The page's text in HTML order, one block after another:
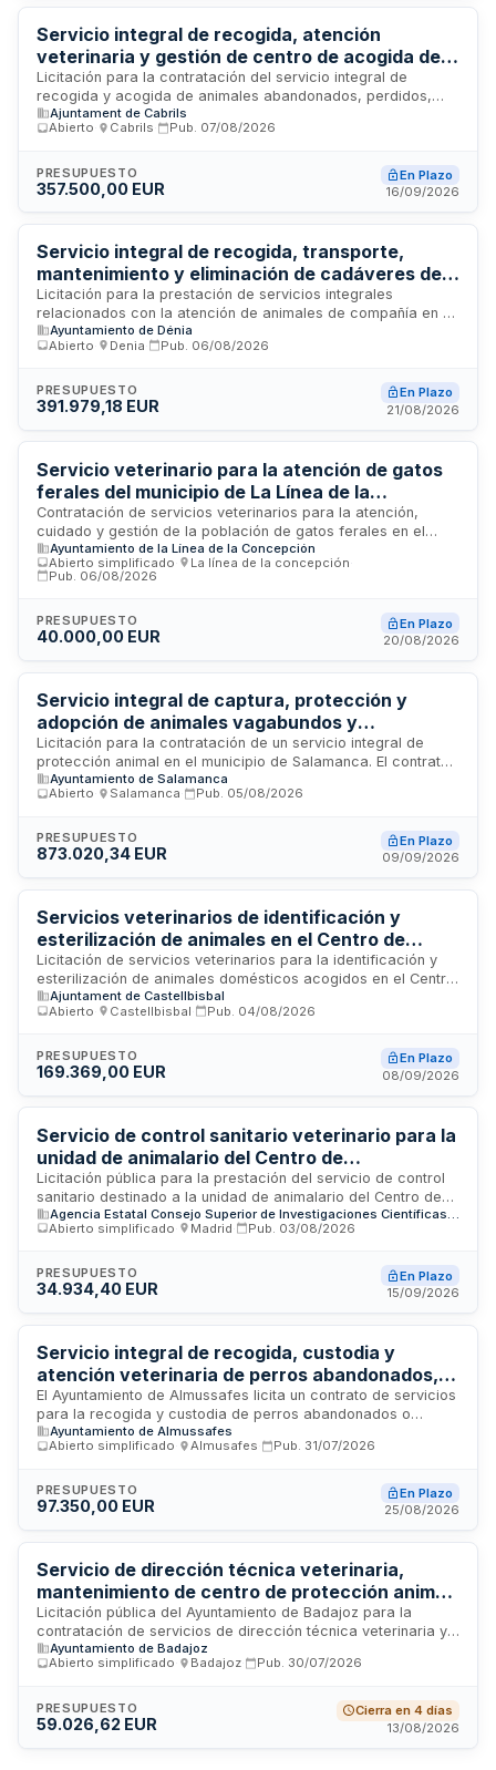
equilibrio ecológico y la seguridad en los espacios públicos
de esparcimiento.
Servicio integral de recogida, atención
veterinaria y gestión de centro de acogida de
animales abandonados y decomisados en
Cabrils y Cabrera de Mar
Licitación para la contratación del servicio integral de
recogida y acogida de animales abandonados, perdidos,
heridos o decomisados en los municipios de Cabrils y
Cabrera de Mar. El contrato incluye atenciones veterinarias,
tareas de auxilio a actuaciones judiciales y de los cuerpos
de seguridad municipal. El adjudicatario asume todas las
instalaciones. La duración es de dos años con posibilidad de
prórroga hasta cinco años.
Ajuntament de Cabrils
Abierto
Cabrils Pub. 07/08/2026
PRESUPUESTO
357.500,00 EUR
En Plazo
16/09/2026
Servicio integral de recogida, transporte,
mantenimiento y eliminación de cadáveres de
animales de compañía, con gestión de
adopciones en el Centro de Atención Animal de
Dénia
Licitación para la prestación de servicios integrales
relacionados con la atención de animales de compañía en el
Centro Integral de Atención Animal de Dénia. El contrato
comprende la recogida y transporte de cadáveres de
programas de adopción. La Administración licita estos
servicios para garantizar el correcto funcionamiento del
conforme a la Ley de Contratos del Sector Público.
Ayuntamiento de Dénia
Abierto
Denia Pub. 06/08/2026
PRESUPUESTO
391.979,18 EUR
En Plazo
21/08/2026
Servicio veterinario para la atención de gatos
ferales del municipio de La Línea de la
Concepción durante cuatro años
Contratación de servicios veterinarios para la atención,
cuidado y gestión de la población de gatos ferales en el
municipio de La Línea de la Concepción. El contrato tiene una
duración de cuatro años y comprende la prestación de
servicios clínicos y sanitarios especializados para estos
bienestar animal mediante la provisión de atención
veterinaria profesional continuada para la colonia felina
Ayuntamiento de la Línea de la Concepción
Abierto simplificado
La línea de la concepción
Pub. 06/08/2026
PRESUPUESTO
40.000,00 EUR
En Plazo
20/08/2026
Servicio integral de captura, protección y
adopción de animales vagabundos y
abandonados en Salamanca
Licitación para la contratación de un servicio integral de
protección animal en el municipio de Salamanca. El contrato
incluye la captura y recogida de animales vagabundos y
abandonados, la gestión y funcionamiento del centro
colonias de gatos comunitarios, así como la organización y
desarrollo del programa municipal de adopciones. El servicio
atención continua a la población animal del municipio,
garantizando el bienestar de los animales y facilitando su
reintegración mediante adopción responsable.
Ayuntamiento de Salamanca
Abierto
Salamanca Pub. 05/08/2026
PRESUPUESTO
873.020,34 EUR
En Plazo
09/09/2026
Servicios veterinarios de identificación y
esterilización de animales en el Centro de
Acogida de Animales Domésticos de
Castellbisbal
Licitación de servicios veterinarios para la identificación y
esterilización de animales domésticos acogidos en el Centro
de Acogida de Animales Domésticos (CAAD) de
Castellbisbal. El contrato incluye procedimientos de
centro como de colonias felinas, así como servicios de
identificación mediante microchip y cartilla. El objeto se
los licitadores pueden aplicar bajas, con un presupuesto
máximo de dos años de duración y posibilidad de prórrogas
anuales.
Ajuntament de Castellbisbal
Abierto
Castellbisbal Pub. 04/08/2026
PRESUPUESTO
169.369,00 EUR
En Plazo
08/09/2026
Servicio de control sanitario veterinario para la
unidad de animalario del Centro de
Investigaciones Biológicas Margarita Salas
Licitación pública para la prestación del servicio de control
sanitario destinado a la unidad de animalario del Centro de
Investigaciones Biológicas Margarita Salas, dependiente del
Consejo Superior de Investigaciones Científicas. El contrato
control sanitario en las instalaciones de cría y mantenimiento
de animales de laboratorio utilizados en investigación
Abierto simplificado
Madrid Pub. 03/08/2026
PRESUPUESTO
34.934,40 EUR
En Plazo
15/09/2026
Servicio integral de recogida, custodia y
atención veterinaria de perros abandonados,
gestión de colonias felinas y suministro de
alimento para animales - Ayuntamiento de
Almussafes
El Ayuntamiento de Almussafes licita un contrato de servicios
para la recogida y custodia de perros abandonados o
extraviados en vía pública e instalaciones municipales,
atención veterinaria de los animales, gestión de colonias
contrato comprende tres lotes diferenciados: custodia de
perros y gestión de colonias felinas, servicios veterinarios, y
administrativo de servicios con duración inicial de un año,
sometido a la Ley de Contratos del Sector Público.
Ayuntamiento de Almussafes
Abierto simplificado
Almusafes Pub. 31/07/2026
PRESUPUESTO
97.350,00 EUR
En Plazo
25/08/2026
Servicio de dirección técnica veterinaria,
mantenimiento de centro de protección animal
y recogida de animales en vía pública para el
Ayuntamiento de Badajoz
Licitación pública del Ayuntamiento de Badajoz para la
contratación de servicios de dirección técnica veterinaria y
gestión integral del centro de protección animal municipal,
incluyendo el mantenimiento de las instalaciones, la recogida
pública y la retirada de cadáveres de animales en el término
municipal de Badajoz y sus pedanías. El servicio comprende
Ayuntamiento de Badajoz
Abierto simplificado
Badajoz Pub. 30/07/2026
PRESUPUESTO
59.026,62 EUR
Cierra en 4 días
13/08/2026